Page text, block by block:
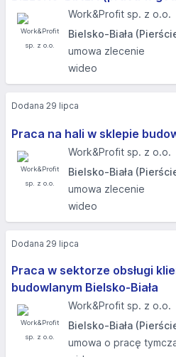
Work&Profit sp. z o.o.
Bielsko-Biała
umowa zlecenie
wideo
Praca na hali w sklepie
Work&Profit sp. z o.o.
Bielsko-Biała
umowa zlecenie
wideo
Dodana 29 lipca
Praca w sektorze obsługi
budowlanym Bielsko-Biała
Work&Profit sp. z o.o.
Bielsko-Biała
umowa o pracę
Dodana 29 lipca